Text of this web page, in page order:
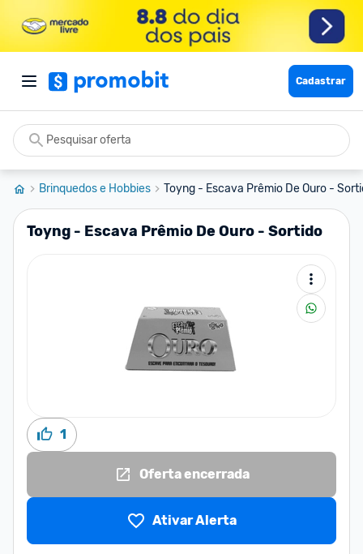
Cadastrar
Brinquedos e Hobbies Toyng - Escava Prêmio De Ouro -
Toyng - Escava Prêmio De Ouro - Sortido
1
Oferta encerrada
Ativar Alerta